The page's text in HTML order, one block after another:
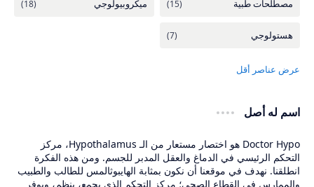
اسم له أصل
Doctor Hypo هو اختصار مستعار من الـ Hypothalamus، مركز
التحكم الرئيسي في الدماغ والعقل المدبر للجسم. ومن هذه الفكرة
انطلقنا. نهدف في موقعنا أن نكون بمثابة الهايبوثالمس للطالب والطبيب
والممارس في القطاع الصحي؛ مركز التحكم الذي يجمع، ينظم، ويوفر